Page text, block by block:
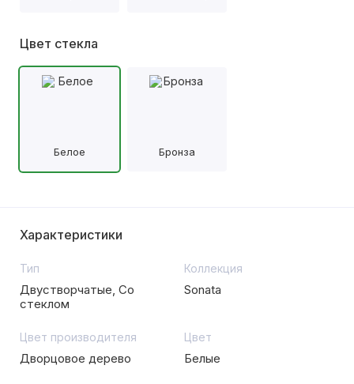
Цвет стекла
Белое Бронза
Характеристики
Тип
Двустворчатые, Со
стеклом
Коллекция
Sonata
Цвет производителя
Дворцовое дерево
Цвет
Белые